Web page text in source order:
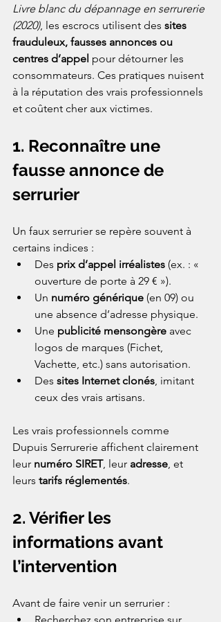
Livre blanc du dépannage en serrurerie
(2020), les escrocs utilisent des sites
frauduleux, fausses annonces ou
centres d’appel pour détourner les
consommateurs. Ces pratiques nuisent
à la réputation des vrais professionnels
et coûtent cher aux victimes.
1. Reconnaître une
fausse annonce de
serrurier
Un faux serrurier se repère souvent à
certains indices :
Des prix d’appel irréalistes (ex. : «
ouverture de porte à 29 € »).
Un numéro générique (en 09) ou
une absence d’adresse physique.
Une publicité mensongère avec
logos de marques (Fichet,
Vachette, etc.) sans autorisation.
Des sites Internet clonés, imitant
ceux des vrais artisans.
Les vrais professionnels comme
Dupuis Serrurerie affichent clairement
leur numéro SIRET, leur adresse, et
leurs tarifs réglementés.
2. Vérifier les
informations avant
l’intervention
Avant de faire venir un serrurier :